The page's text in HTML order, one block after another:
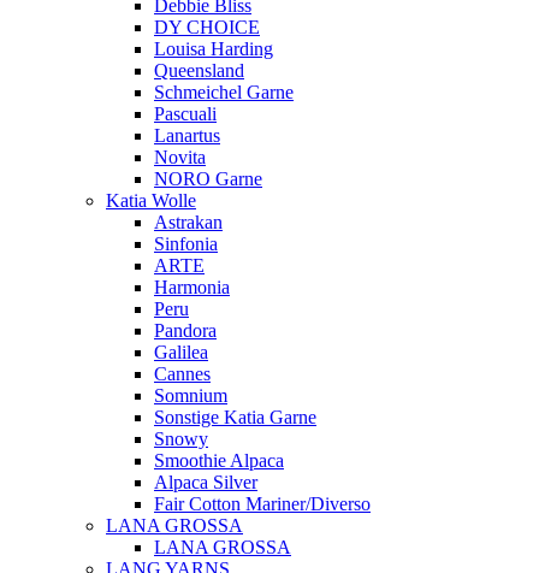
Debbie Bliss
DY CHOICE
Louisa Harding
Queensland
Schmeichel Garne
Pascuali
Lanartus
Novita
NORO Garne
Katia Wolle
Astrakan
Sinfonia
ARTE
Harmonia
Peru
Pandora
Galilea
Cannes
Somnium
Sonstige Katia Garne
Snowy
Smoothie Alpaca
Alpaca Silver
Fair Cotton Mariner/Diverso
LANA GROSSA
LANA GROSSA
LANG YARNS